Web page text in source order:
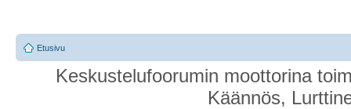
Etusivu
Keskustelufoorumin moottorina
Käännös,